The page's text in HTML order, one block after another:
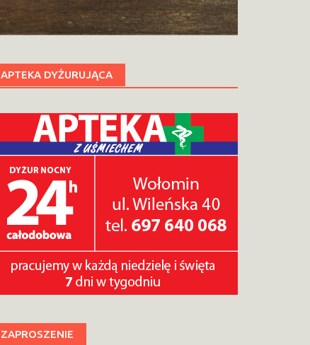
APTEKA DYŻURUJĄCA
ZAPROSZENIE